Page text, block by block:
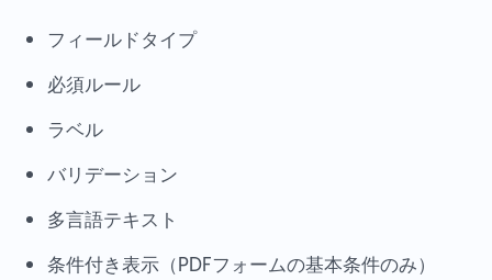
フィールドタイプ
必須ルール
ラベル
バリデーション
多言語テキスト
条件付き表示（PDFフォームの基本条件のみ）